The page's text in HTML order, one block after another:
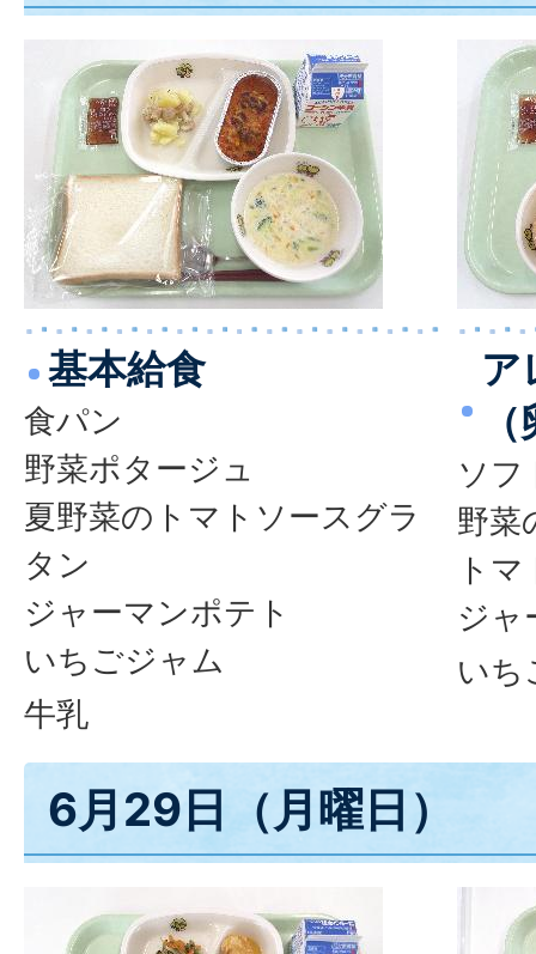
基本給食
食パン
野菜ポタージュ
夏野菜のトマトソースグラ
タン
ジャーマンポテト
いちごジャム
牛乳
ア
ソフ
野菜
ト
ジャ
いち
6月29日（月曜日）